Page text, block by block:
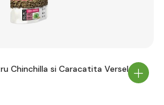
Chinchilla si Caracatita Versele-